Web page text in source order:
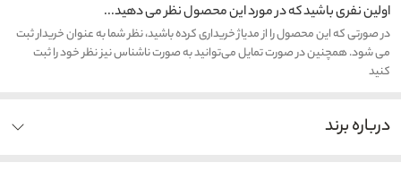
اولین نفری باشید که در مورد این محصول نظر می دهید...
در صورتی که این محصول را از مدیاژ خریداری کرده باشید، نظر شما به عنوان خریدار ثبت
می شود. همچنین در صورت تمایل می‌توانید به صورت ناشناس نیز نظر خود را ثبت
کنید
درباره برند